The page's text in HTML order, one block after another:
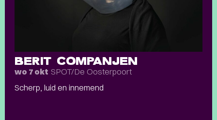
BERIT COMPANJEN
wo 7 okt SPOT/De Oosterpoort
Scherp, luid en innemend